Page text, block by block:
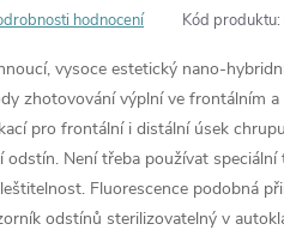
hodnocení Kód produktu:
vysoce estetický nano-
zhotovování výplní ve frontálním
pro frontální i distální úsek
odstín. Není třeba používat
Fluorescence podobná
odstínů sterilizovatelný v